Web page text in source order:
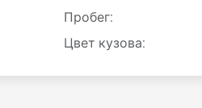
Пробег:
Цвет кузова: